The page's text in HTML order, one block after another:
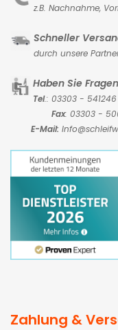
z.B. Nachnahme,
Schneller
durch unsere
Haben Sie
Tel.: 03303 -
Fax: 03303 -
E-Mail:
Zahlung &